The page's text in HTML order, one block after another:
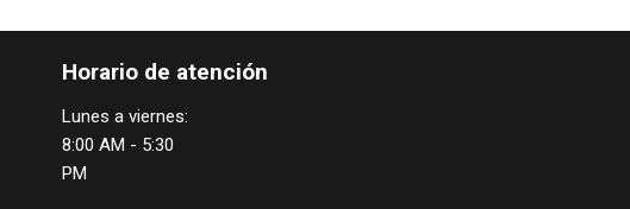
Horario de atención
Lunes a viernes:
8:00 AM - 5:30
PM